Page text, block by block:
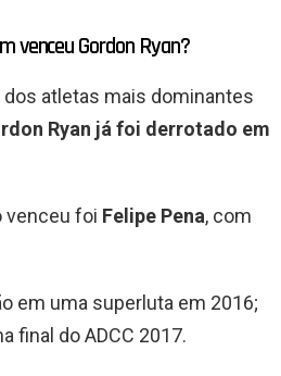
venceu Gordon Ryan?
atletas mais dominantes
Ryan já foi derrotado em
venceu foi Felipe Pena, com
em uma superluta em 2016;
final do ADCC 2017.